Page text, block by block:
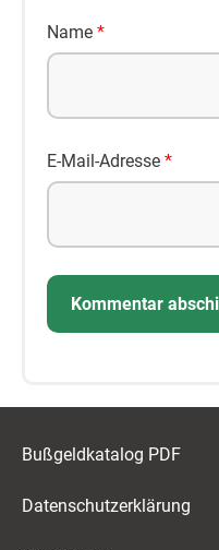
Name *
E-Mail-Adresse *
Bußgeldkatalog PDF
Datenschutzerklärung